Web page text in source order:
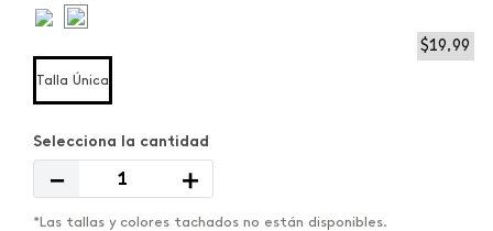
$19,99
Talla Única
＋
－
*Las tallas y colores tachados no están disponibles.